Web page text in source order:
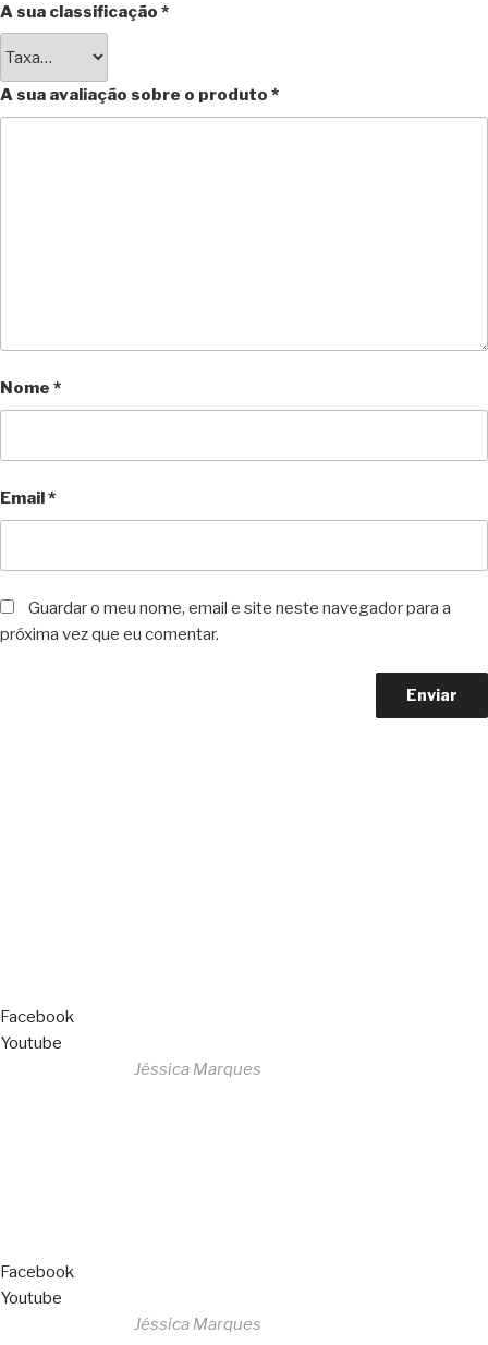
A sua classificação *
A sua avaliação sobre o produto *
Nome *
Email*
Guardar o meu nome, email e site neste navegador para a
próxima vez que eu comentar.
Facebook
Youtube
Jéssica Marques
Facebook
Youtube
Jéssica Marques